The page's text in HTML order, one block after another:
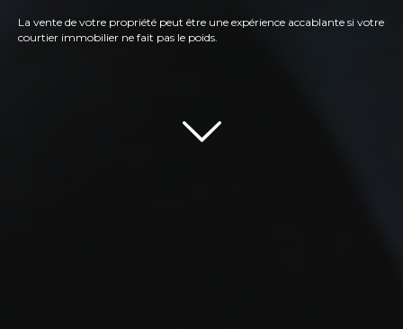
La vente de votre propriété peut être une expérience accablante si votre
courtier immobilier ne fait pas le poids.